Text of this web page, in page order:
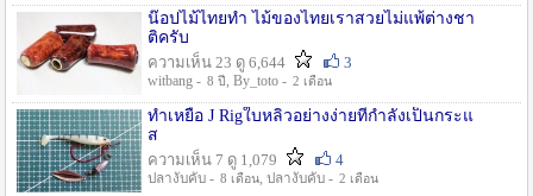
น๊อปไม้ไทยทำ ไม้ของไทยเราสวยไม่แพ้ต่างชา
ติครับ
ความเห็น 23 ดู 6,644
3
witbang - 8 ปี , By_toto - 2 เดือน
ทำเหยื่อ J Rigใบหลิวอย่างง่ายที่กำลังเป็นกระแ
ส
ความเห็น 7 ดู 1,079
4
ปลางับคับ - 8 เดือน, ปลางับคับ - 2 เดือน